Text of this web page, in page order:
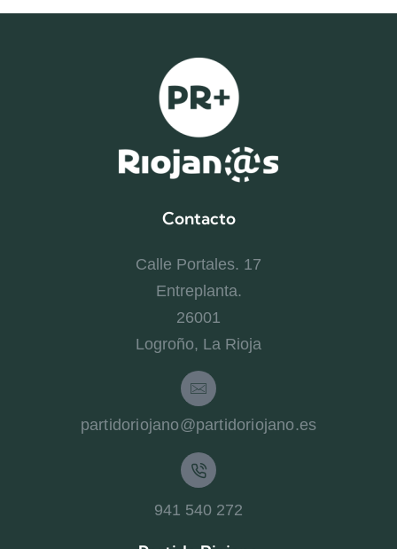
Contacto
Calle Portales. 17
Entreplanta.
26001
Logroño, La Rioja
partidoriojano@partidoriojano.es
941 540 272